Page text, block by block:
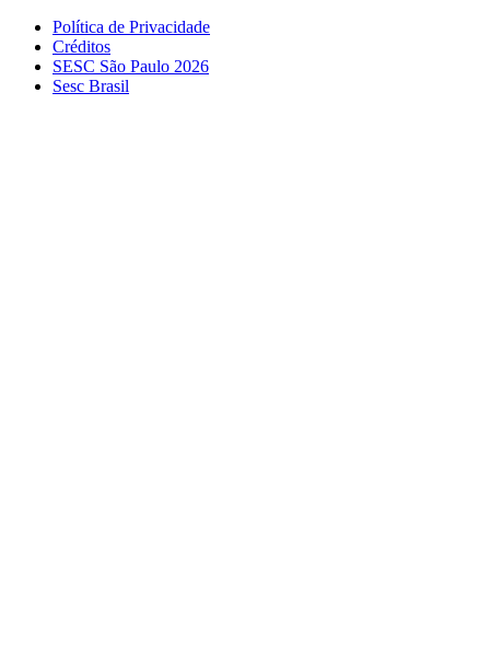
Política de Privacidade
Créditos
SESC São Paulo 2026
Sesc Brasil